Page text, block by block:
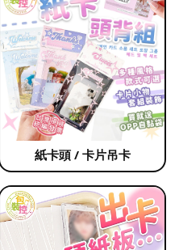
紙卡頭 / 卡片吊卡